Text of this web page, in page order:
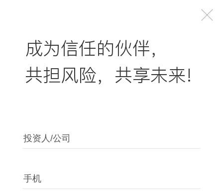
成为信任的伙伴，
共担风险，共享未来!
投资人/公司
手机